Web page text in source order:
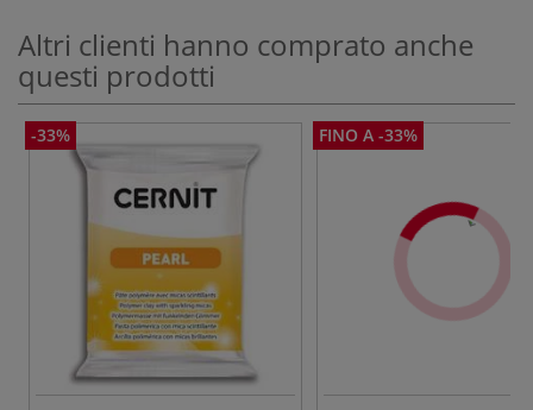
Altri clienti hanno comprato anche
questi prodotti
-33% FINO A -33%